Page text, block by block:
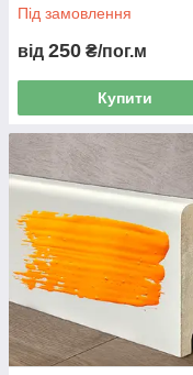
Під замовлення
від 250 ₴/пог.м
Купити